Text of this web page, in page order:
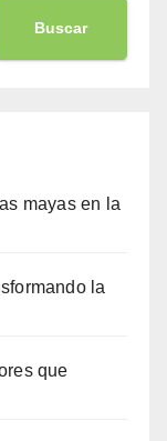
Buscar
mayas en la
la
que